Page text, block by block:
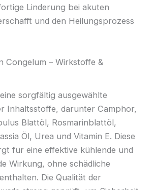
Linderung bei akuten
und den Heilungsprozess
Congelum – Wirkstoffe &
sorgfältig ausgewählte
Inhaltsstoffe, darunter Camphor,
Blattöl, Rosmarinblattöl,
Öl, Urea und Vitamin E. Diese
für eine effektive kühlende und
Wirkung, ohne schädliche
Die Qualität der